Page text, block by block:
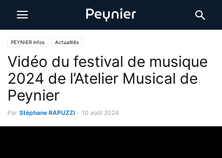
PEYNIER infos Actualités
Vidéo du festival de musique
2024 de l’Atelier Musical de
Peynier
Par Stéphane RAPUZZI - 10 août 2024